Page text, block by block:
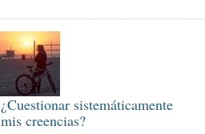
¿Cuestionar sistemáticamente
mis creencias?